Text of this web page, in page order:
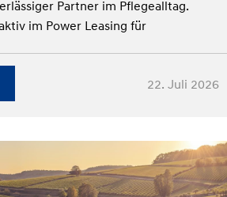
Partner im Pflegealltag.
im Power Leasing für
22. Juli 2026